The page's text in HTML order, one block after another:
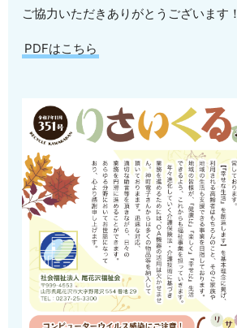
ご協力いただきありがとうございます！
PDFはこちら